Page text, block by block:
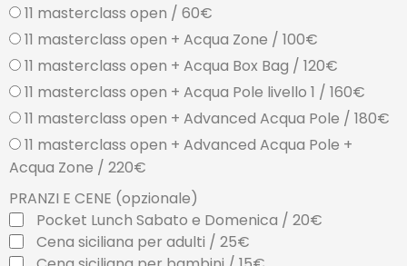
11 masterclass open / 60€
11 masterclass open + Acqua Zone / 100€
11 masterclass open + Acqua Box Bag / 120€
11 masterclass open + Acqua Pole livello 1 / 160€
11 masterclass open + Advanced Acqua Pole / 180€
11 masterclass open + Advanced Acqua Pole +
Acqua Zone / 220€
PRANZI E CENE (opzionale)
Pocket Lunch Sabato e Domenica / 20€
Cena siciliana per adulti / 25€